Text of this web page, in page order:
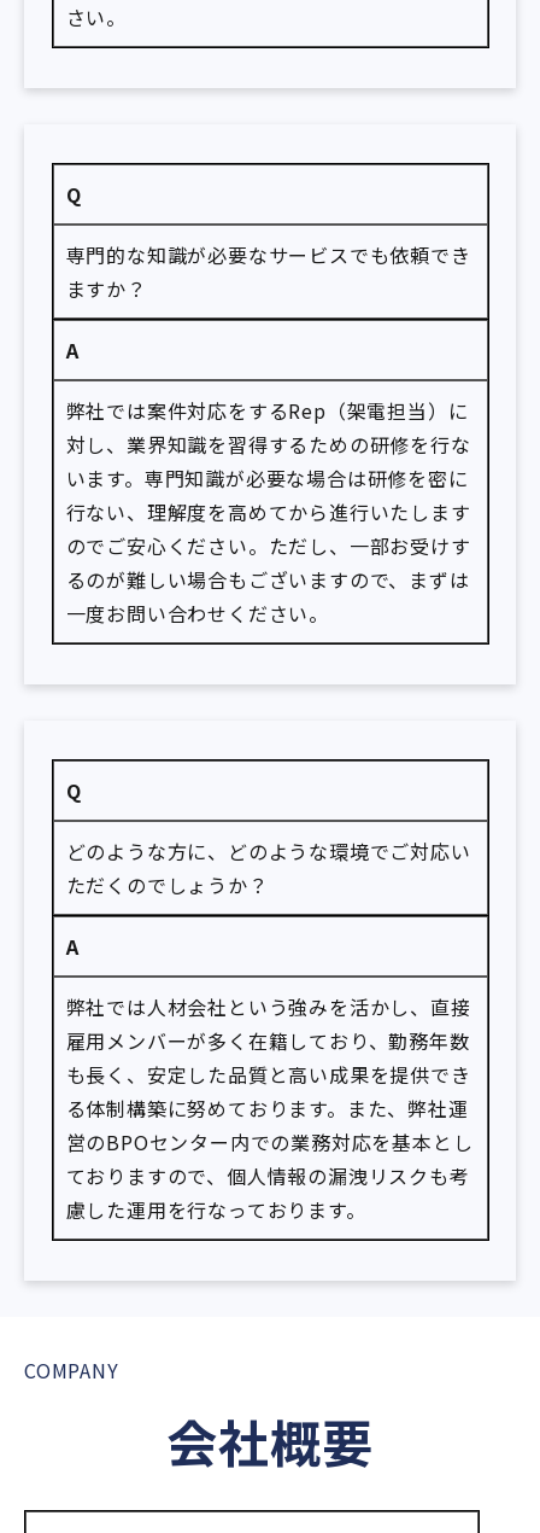
さい。
Q
専門的な知識が必要なサービスでも依頼でき
ますか？
A
弊社では案件対応をするRep（架電担当）に
対し、業界知識を習得するための研修を行な
います。専門知識が必要な場合は研修を密に
行ない、理解度を高めてから進行いたします
のでご安心ください。ただし、一部お受けす
るのが難しい場合もございますので、まずは
一度お問い合わせください。
Q
どのような方に、どのような環境でご対応い
ただくのでしょうか？
A
弊社では人材会社という強みを活かし、直接
雇用メンバーが多く在籍しており、勤務年数
も長く、安定した品質と高い成果を提供でき
る体制構築に努めております。また、弊社運
営のBPOセンター内での業務対応を基本とし
ておりますので、個人情報の漏洩リスクも考
慮した運用を行なっております。
COMPANY
会社概要